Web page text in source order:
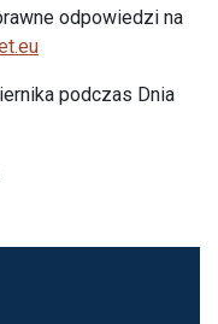
odpowiedzi na
podczas Dnia